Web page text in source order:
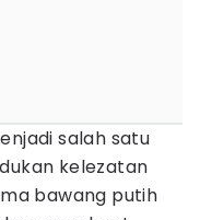
salah satu
kelezatan
bawang putih